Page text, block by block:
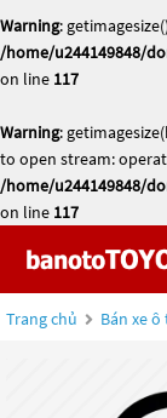
Warning:
/home/u244149848/
on line 117
Warning:
to open stream:
/home/u244149848/
on line 117
Trang chủ Bán xe